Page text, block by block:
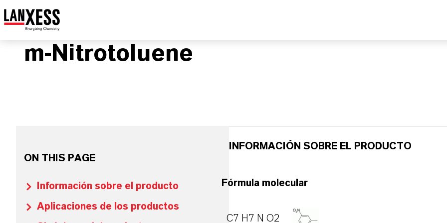
m-Nitrotoluene
ON THIS PAGE
Información sobre el producto
Aplicaciones de los productos
INFORMACIÓN SOBRE EL PRODUCTO
Fórmula molecular
C7 H7 N O2